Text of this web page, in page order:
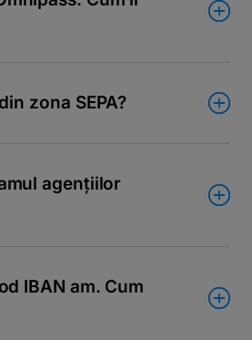
zona SEPA?
agențiilor
IBAN am. Cum